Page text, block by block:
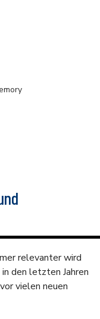
relevanter wird
den letzten Jahren
vielen neuen